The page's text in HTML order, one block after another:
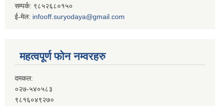
सम्पर्क: ९८५२६८०१५०
ई-मेल: infooff.suryodaya@gmail.com
महत्वपूर्ण फोन नम्वरहरु
दमकल:
०२७-५४०५८३
९८१६०४९२७०